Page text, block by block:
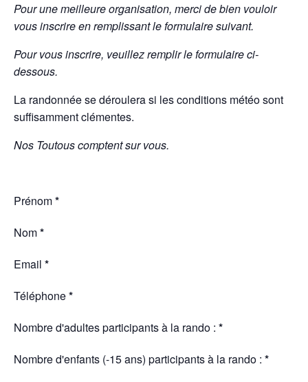
Pour une meilleure organisation, merci de bien vouloir
vous inscrire en remplissant le formulaire suivant.
Pour vous inscrire, veuillez remplir le formulaire ci-
dessous.
La randonnée se déroulera si les conditions météo sont
suffisamment clémentes.
Nos Toutous comptent sur vous.
Section
Prénom*
Nom*
Email *
Téléphone*
Nombre d'adultes participants à la rando : *
Nombre d'enfants (-15 ans) participants à la rando : *